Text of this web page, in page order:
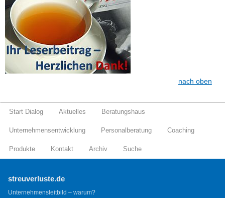
nach oben
Start Dialog Aktuelles Beratungshaus
Unternehmensentwicklung Personalberatung Coaching
Produkte Kontakt Archiv Suche
streuverluste.de
Unternehmensleitbild – warum?